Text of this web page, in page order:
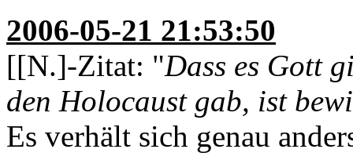
2006-05-21 21:53:50
[[N.]-Zitat: "Dass es Gott
den Holocaust gab, ist
Es verhält sich genau